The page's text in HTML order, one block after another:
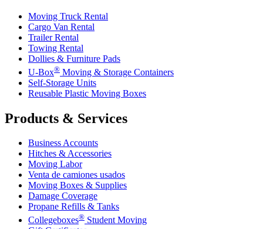
Moving Truck Rental
Cargo Van Rental
Trailer Rental
Towing Rental
Dollies & Furniture Pads
U-Box® Moving & Storage Containers
Self-Storage Units
Reusable Plastic Moving Boxes
Products & Services
Business Accounts
Hitches & Accessories
Moving Labor
Venta de camiones usados
Moving Boxes & Supplies
Damage Coverage
Propane Refills & Tanks
Collegeboxes® Student Moving